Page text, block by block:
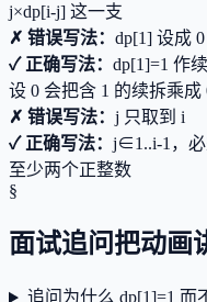
j×dp[i-j] 这一支
✗ 错误写法： dp[1] 设成 0
✓ 正确写法： dp[1]=1 作
设 0 会把含 1 的续拆乘成
✗ 错误写法： j 只取到 i
✓ 正确写法： j∈1..i-1，
至少两个正整数
§
面试追问把动画
追问 为什么 dp[1]=1 而